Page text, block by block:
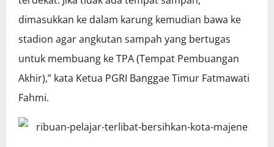
dimasukkan ke dalam karung kemudian bawa ke
stadion agar angkutan sampah yang bertugas
untuk membuang ke TPA (Tempat Pembuangan
Akhir),” kata Ketua PGRI Banggae Timur Fatmawati
Fahmi.